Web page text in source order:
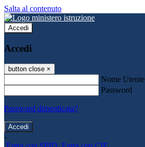
Salta al contenuto
Accedi
Accedi
button close ×
Nome Utente
Password
Password dimenticata?
-